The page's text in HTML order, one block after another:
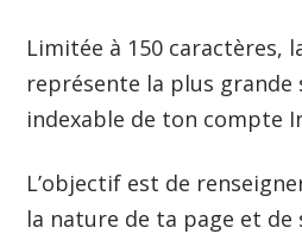
Limitée à 150 caractères,
représente la plus grande
indexable de ton compte
L’objectif est de
la nature de ta page et de